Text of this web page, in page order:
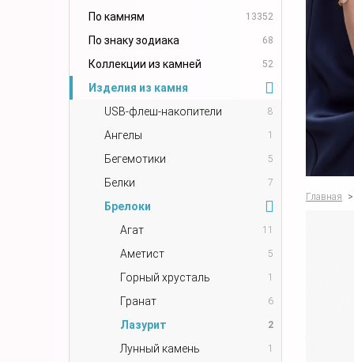
По камням 13352
По знаку зодиака 68
Коллекции из камней 52
Изделия из камня
USB-флеш-накопители
8
Ангелы 1
Бегемотики 5
Белки 7
Брелоки
Агат
11
Аметист 5
Горный хрусталь 1
Гранат 6
Лазурит 2
Лунный камень 1
Главная >